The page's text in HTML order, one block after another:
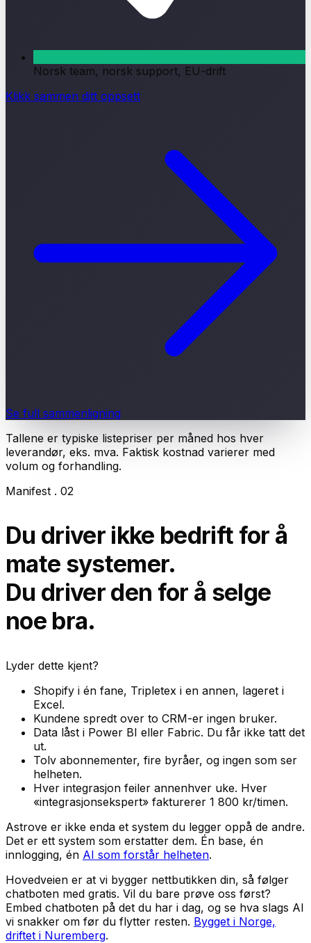
Norsk team, norsk support, EU-drift
Klikk sammen ditt oppsett
Se full sammenligning
Tallene er typiske listepriser per måned hos hver
leverandør, eks. mva. Faktisk kostnad varierer med
volum og forhandling.
Manifest . 02
Du driver ikke bedrift for å
mate systemer.
Du driver den for å selge
noe bra.
Lyder dette kjent?
Shopify i én fane, Tripletex i en annen, lageret i
Excel.
Kundene spredt over to CRM-er ingen bruker.
Data låst i Power BI eller Fabric. Du får ikke tatt det
ut.
Tolv abonnementer, fire byråer, og ingen som ser
helheten.
Hver integrasjon feiler annenhver uke. Hver
«integrasjonsekspert» fakturerer 1 800 kr/timen.
Astrove er ikke enda et system du legger oppå de andre.
Det er ett system som erstatter dem. Én base, én
innlogging, én AI som forstår helheten.
Hovedveien er at vi bygger nettbutikken din, så følger
chatboten med gratis. Vil du bare prøve oss først?
Embed chatboten på det du har i dag, og se hva slags AI
vi snakker om før du flytter resten. Bygget i Norge,
driftet i Nuremberg.